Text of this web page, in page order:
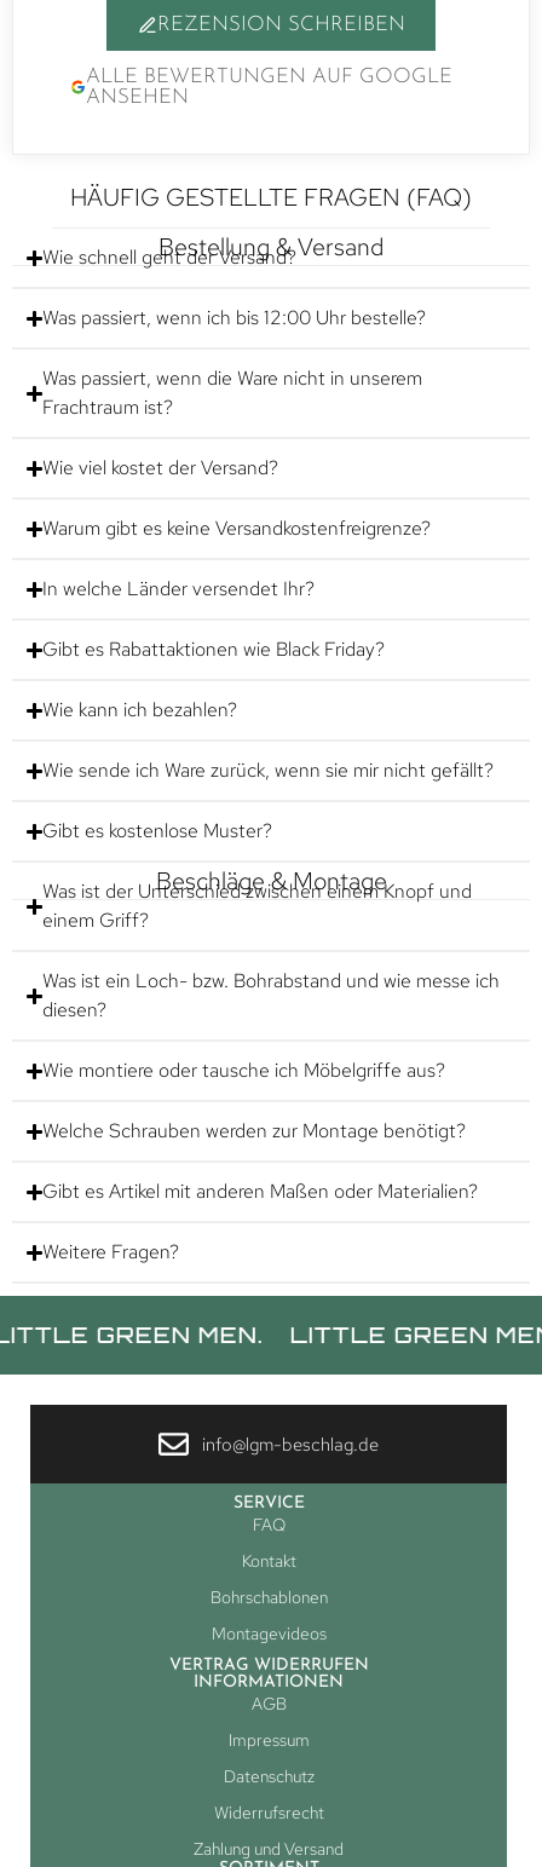
REZENSION SCHREIBEN
ALLE BEWERTUNGEN AUF GOOGLE
ANSEHEN
HÄUFIG GESTELLTE FRAGEN (FAQ)
Bestellung & Versand
Wie schnell geht der Versand?
Was passiert, wenn ich bis 12:00 Uhr bestelle?
Was passiert, wenn die Ware nicht in unserem
Frachtraum ist?
Wie viel kostet der Versand?
Warum gibt es keine Versandkostenfreigrenze?
In welche Länder versendet Ihr?
Gibt es Rabattaktionen wie Black Friday?
Wie kann ich bezahlen?
Wie sende ich Ware zurück, wenn sie mir nicht gefällt?
Gibt es kostenlose Muster?
Beschläge & Montage
Was ist der Unterschied zwischen einem Knopf und
einem Griff?
Was ist ein Loch- bzw. Bohrabstand und wie messe ich
diesen?
Wie montiere oder tausche ich Möbelgriffe aus?
Welche Schrauben werden zur Montage benötigt?
Gibt es Artikel mit anderen Maßen oder Materialien?
Weitere Fragen?
MEN. LITTLE GREEN MEN.
info@lgm-beschlag.de
SERVICE
FAQ
Kontakt
Bohrschablonen
Montagevideos
VERTRAG WIDERRUFEN
INFORMATIONEN
AGB
Impressum
Datenschutz
Widerrufsrecht
Zahlung und Versand